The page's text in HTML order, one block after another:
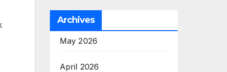
Archives
May 2026
April 2026